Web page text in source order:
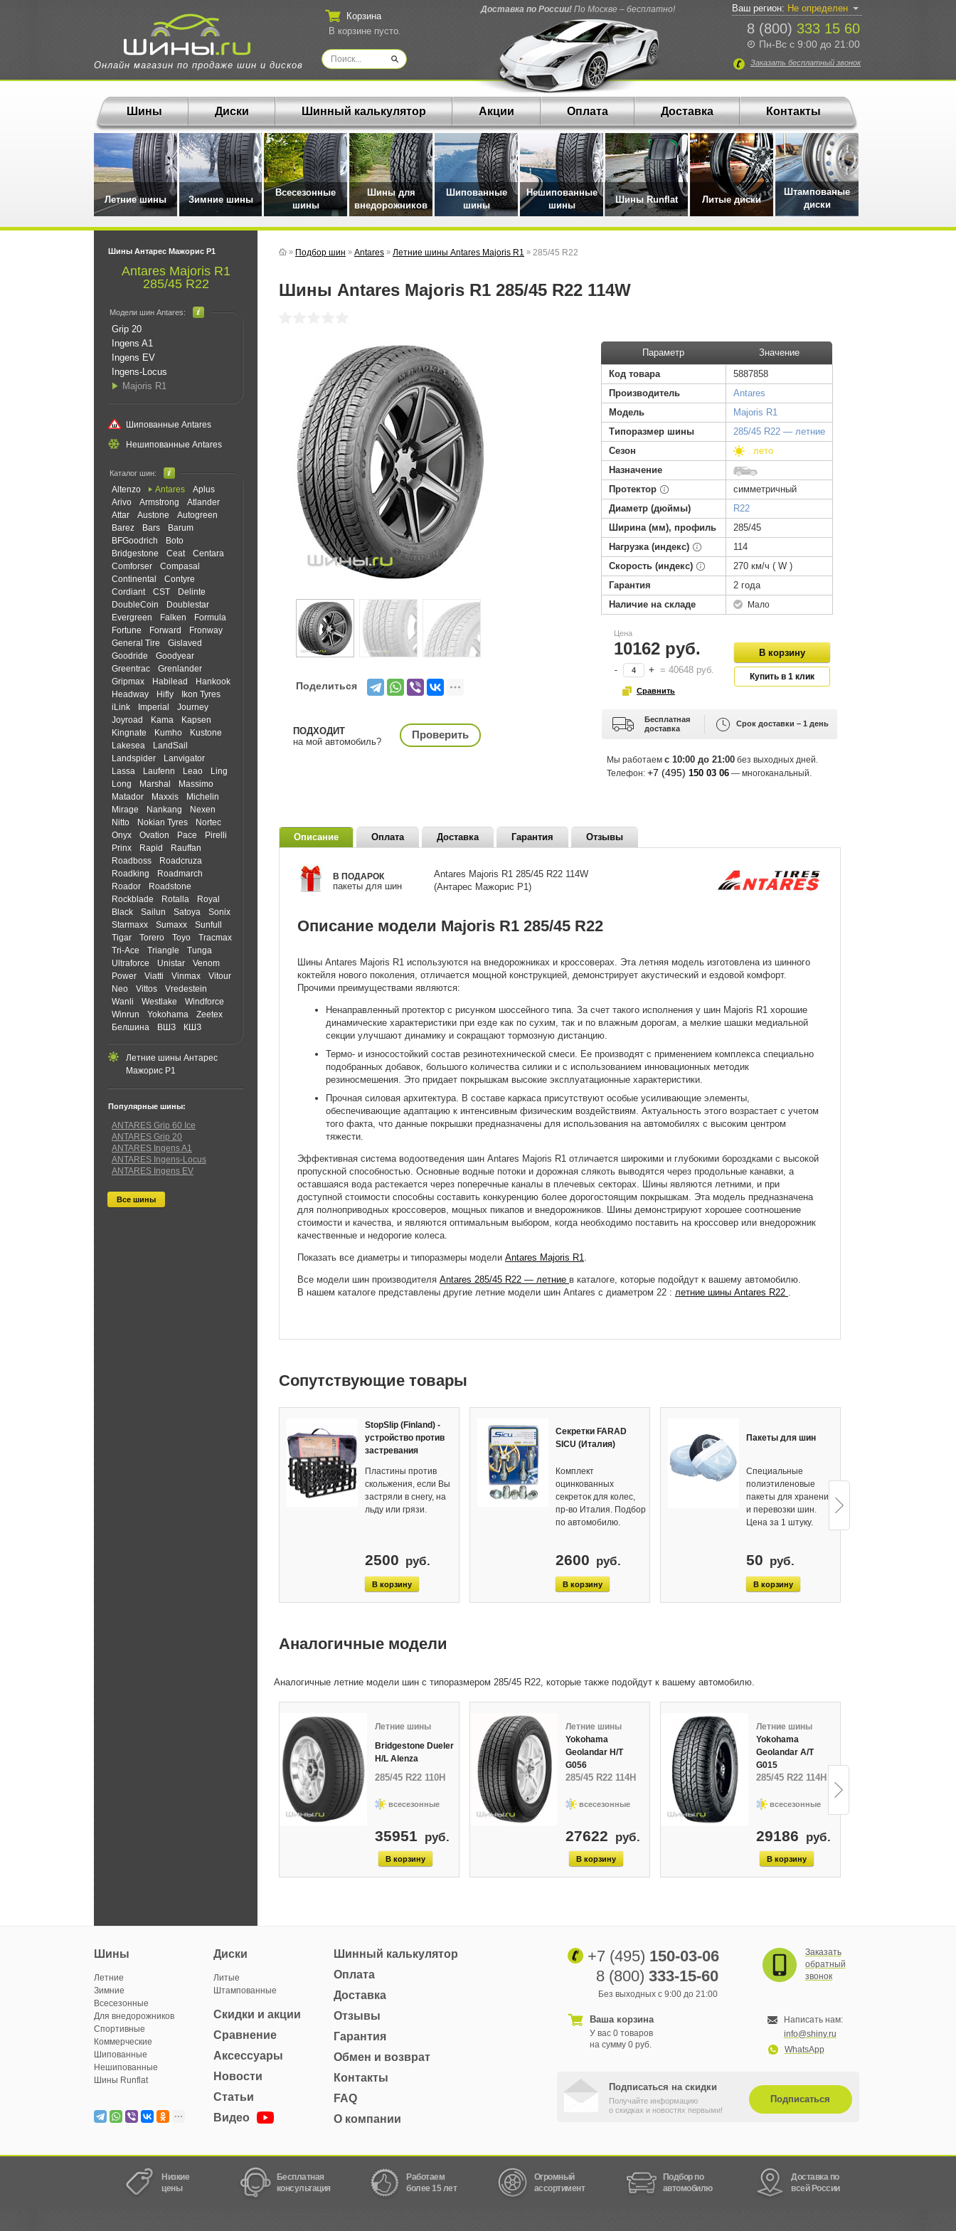
Онлайн магазин по продаже шин и дисков
Доставка по России! По Москве – бесплатно!
8 (800) 333 15 60
Пн-Вс с 9:00 до 21:00
Заказать бесплатный звонок
Корзина
В корзине пусто.
Ваш регион: Не определен
Шины Диски Шинный калькулятор Акции Оплата Доставка Контакты
Летние шины Зимние шины
Всесезонные
шины
Шины для
внедорожников
Шипованные
шины
Нешипованные
шины
Шины Runflat Литые диски
Штампованые
диски
Шины Антарес Мажорис Р1
Antares Majoris R1
285/45 R22
Модели шин Antares:
Grip 20
Ingens A1
Ingens EV
Ingens-Locus
Majoris R1
Шипованные Antares
Нешипованные Antares
Каталог шин:
Altenzo Antares
Aplus
Arivo
Armstrong
Atlander
Attar
Austone
Autogreen
Barez
Bars
Barum
BFGoodrich
Boto
Bridgestone
Ceat
Centara
Comforser
Compasal
Continental
Contyre
Cordiant
CST
Delinte
DoubleCoin
Doublestar
Evergreen
Falken
Formula
Fortune
Forward
Fronway
General Tire
Gislaved
Goodride
Goodyear
Greentrac
Grenlander
Gripmax
Habilead
Hankook
Headway
Hifly
Ikon Tyres
iLink
Imperial
Journey
Joyroad
Kama
Kapsen
Kingnate
Kumho
Kustone
Lakesea
LandSail
Landspider
Lanvigator
Lassa
Laufenn Leao
Ling
Long
Marshal
Massimo
Matador
Maxxis
Michelin
Mirage
Nankang
Nexen
Nitto
Nokian Tyres
Nortec
Onyx
Ovation Pace
Pirelli
Prinx
Rapid
Rauffan
Roadboss
Roadcruza
Roadking
Roadmarch
Roador
Roadstone
Rockblade
Rotalla
Royal
Black
Sailun Satoya
Sonix
Starmaxx
Sumaxx
Sunfull
Tigar
Torero Toyo
Tracmax
Tri-Ace
Triangle
Tunga
Ultraforce
Unistar
Venom
Power
Viatti Vinmax
Vitour
Neo
Vittos
Vredestein
Wanli
Westlake
Windforce
Winrun
Yokohama
Zeetex
Белшина
ВШЗ КШЗ
Летние шины Антарес
Мажорис Р1
Популярные шины:
ANTARES Grip 60 Ice
ANTARES Grip 20
ANTARES Ingens A1
ANTARES Ingens-Locus
ANTARES Ingens EV
Все шины
» Подбор шин » Antares » Летние шины Antares Majoris R1 » 285/45 R22
Шины Antares Majoris R1 285/45 R22 114W
Поделиться
ПОДХОДИТ
на мой автомобиль?
Проверить
Параметр
Значение
Код товара
5887858
Производитель
Antares
Модель
Majoris R1
Типоразмер шины
285/45 R22 — летние
Сезон
лето
Назначение
Протектор
симметричный
Диаметр (дюймы)
R22
Ширина (мм), профиль
285/45
Нагрузка (индекс)
114
Скорость (индекс)
270 км/ч ( W )
Гарантия
2 года
Наличие на складе
Мало
Цена
10162 руб.
- + = 40648 руб.
Бесплатная
доставка
Срок доставки – 1 день
Мы работаем с 10:00 до 21:00 без выходных дней.
Телефон: +7 (495) 150 03 06 — многоканальный.
Описание Оплата Доставка Гарантия Отзывы
В ПОДАРОК
пакеты для шин
Antares Majoris R1 285/45 R22 114W
(Антарес Мажорис Р1)
Описание модели Majoris R1 285/45 R22
Шины Antares Majoris R1 используются на внедорожниках и кроссоверах. Эта летняя модель изготовлена из шинного
коктейля нового поколения, отличается мощной конструкцией, демонстрирует акустический и ездовой комфорт.
Прочими преимуществами являются:
Ненаправленный протектор с рисунком шоссейного типа. За счет такого исполнения у шин Majoris R1 хорошие
динамические характеристики при езде как по сухим, так и по влажным дорогам, а мелкие шашки медиальной
секции улучшают динамику и сокращают тормозную дистанцию.
Термо- и износостойкий состав резинотехнической смеси. Ее производят с применением комплекса специально
подобранных добавок, большого количества силики и с использованием инновационных методик
резиносмешения. Это придает покрышкам высокие эксплуатационные характеристики.
Прочная силовая архитектура. В составе каркаса присутствуют особые усиливающие элементы,
обеспечивающие адаптацию к интенсивным физическим воздействиям. Актуальность этого возрастает с учетом
того факта, что данные покрышки предназначены для использования на автомобилях с высоким центром
тяжести.
Эффективная система водоотведения шин Antares Majoris R1 отличается широкими и глубокими бороздками с высокой
пропускной способностью. Основные водные потоки и дорожная слякоть выводятся через продольные канавки, а
оставшаяся вода растекается через поперечные каналы в плечевых секторах. Шины являются летними, и при
доступной стоимости способны составить конкуренцию более дорогостоящим покрышкам. Эта модель предназначена
для полноприводных кроссоверов, мощных пикапов и внедорожников. Шины демонстрируют хорошее соотношение
стоимости и качества, и являются оптимальным выбором, когда необходимо поставить на кроссовер или внедорожник
качественные и недорогие колеса.
Показать все диаметры и типоразмеры модели Antares Majoris R1.
Все модели шин производителя Antares 285/45 R22 — летние в каталоге, которые подойдут к вашему автомобилю.
В нашем каталоге представлены другие летние модели шин Antares с диаметром 22 : летние шины Antares R22 .
Cопутствующие товары
StopSlip (Finland) -
устройство против
застревания
Пластины против
скольжения, если Вы
застряли в снегу, на
льду или грязи.
2500 руб.
Секретки FARAD
SICU (Италия)
Комплект
оцинкованных
секреток для колес,
пр-во Италия. Подбор
по автомобилю.
2600 руб.
Пакеты для шин
Специальные
полиэтиленовые
пакеты для хранения
и перевозки шин.
Цена за 1 штуку.
50 руб.
Аналогичные модели
Аналогичные летние модели шин с типоразмером 285/45 R22, которые также подойдут к вашему автомобилю.
Летние шины
Bridgestone Dueler
H/L Alenza
285/45 R22 110H
всесезонные
35951 руб.
Летние шины
Yokohama
Geolandar H/T
G056
285/45 R22 114H
всесезонные
27622 руб.
Летние шины
Yokohama
Geolandar A/T
G015
285/45 R22 114H
всесезонные
29186 руб.
Шины
Летние
Зимние
Всесезонные
Для внедорожников
Спортивные
Коммерческие
Шипованные
Нешипованные
Шины Runflat
Диски
Литые
Штампованные
Скидки и акции
Сравнение
Аксессуары
Новости
Статьи
Видео
Шинный калькулятор
Оплата
Доставка
Отзывы
Гарантия
Обмен и возврат
Контакты
FAQ
О компании
+7 (495) 150-03-06
8 (800) 333-15-60
Без выходных с 9:00 до 21:00
Ваша корзина
У вас 0 товаров
на сумму 0 руб.
Заказать
обратный
звонок
Написать нам:
info@shiny.ru
WhatsApp
Подписаться на скидки
Получайте информацию
о скидках и новостях первыми!
Подписаться
Низкие
цены
Бесплатная
консультация
Работаем
более 15 лет
Огромный
ассортимент
Подбор по
автомобилю
Доставка по
всей России